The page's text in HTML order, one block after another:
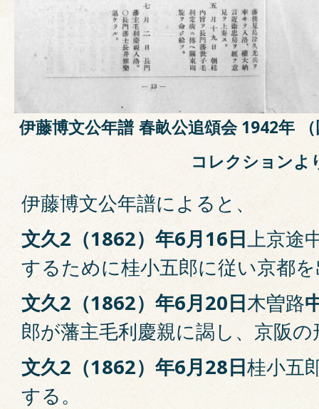
伊藤博文公年譜 春畝公追頌会 1942年
コレクションよ
伊藤博文公年譜によると、
文久2（1862）年6月16日上京途
するために桂小五郎に従い京都
文久2（1862）年6月20日木曽路
郎が藩主毛利慶親に謁し、京阪
文久2（1862）年6月28日桂小五
する。